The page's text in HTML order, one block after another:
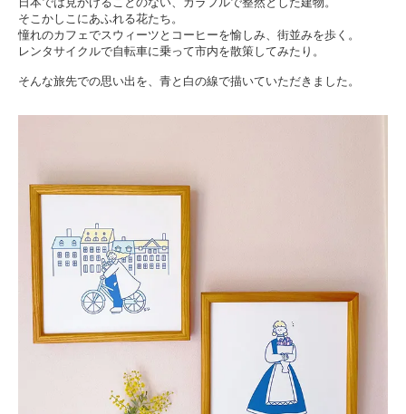
そこかしこにあふれる花たち。
憧れのカフェでスウィーツとコーヒーを愉しみ、街並みを歩く。
レンタサイクルで自転車に乗って市内を散策してみたり。
そんな旅先での思い出を、青と白の線で描いていただきました。